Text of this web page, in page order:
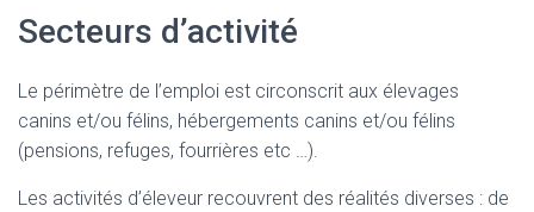
Secteurs d’activité
Le périmètre de l’emploi est circonscrit aux élevages
canins et/ou félins, hébergements canins et/ou félins
(pensions, refuges, fourrières etc …).
Les activités d’éleveur recouvrent des réalités diverses : de